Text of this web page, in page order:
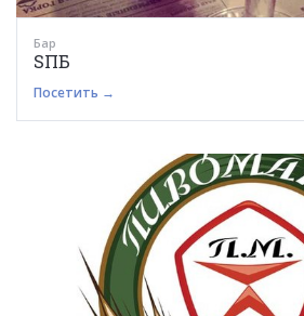
Бар
SПБ
Посетить →